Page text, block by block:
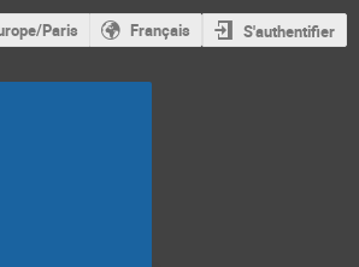
Paris Français S'authentifier